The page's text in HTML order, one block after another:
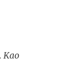
Kao